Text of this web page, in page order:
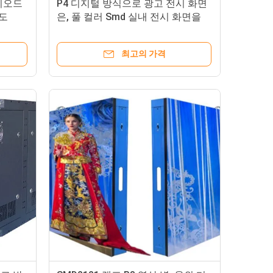
오드
P4 디지털 방식으로 광고 전시 화면
은, 풀 컬러 Smd 실내 전시 화면을
최고의 가격